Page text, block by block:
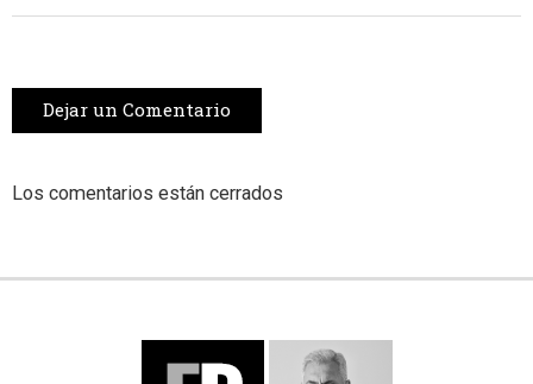
Dejar un Comentario
Los comentarios están cerrados